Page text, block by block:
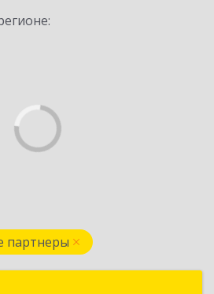
партнеры